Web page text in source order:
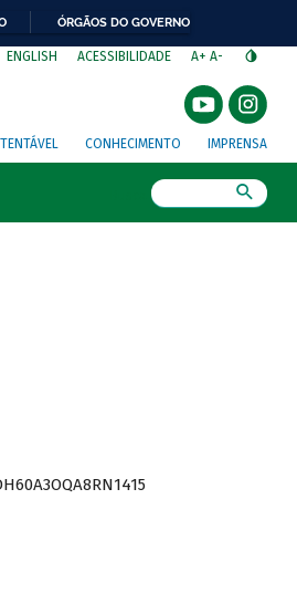
ÓRGÃOS DO GOVERNO
ENGLISH ACESSIBILIDADE A+ A-
CONHECIMENTO IMPRENSA